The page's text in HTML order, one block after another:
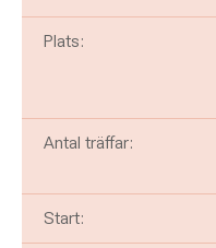
Plats:
Antal träffar:
Start: